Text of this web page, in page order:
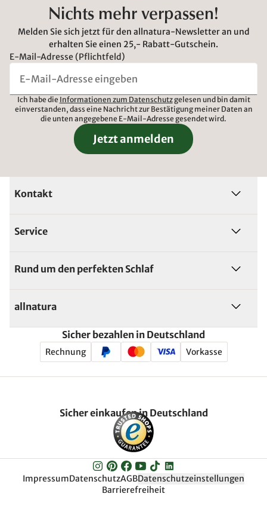
Nichts mehr verpassen!
Melden Sie sich jetzt für den allnatura-Newsletter an und
erhalten Sie einen 25,- Rabatt-Gutschein.
E-Mail-Adresse (Pflichtfeld)
Ich habe die Informationen zum Datenschutzgelesen und bin damit
einverstanden, dass eine Nachricht zur Bestätigung meiner Daten an
die unten angegebene E-Mail-Adresse gesendet wird.
Jetzt anmelden
Kontakt
Service
Rund um den perfekten Schlaf
allnatura
Sicher bezahlen in Deutschland
Rechnung Vorkasse
Sicher einkaufen in Deutschland
ImpressumDatenschutzAGBDatenschutzeinstellungen
Barrierefreiheit